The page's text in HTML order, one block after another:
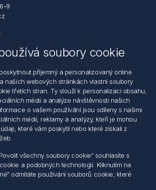
9
osobních údajů fyzických osob
elektronických dokumentu
a obchodní podmínky
s elektroodpadem
soubory cookie
příjemný a personalizovaný online
našich webových stránkách vlastní soubory
třetích stran. Ty slouží k personalizaci obsahu,
médií a analýze návštěvnosti našich
o vašem používání jsou sdíleny s našimi
médií, reklamy a analýzy, kteří je mohou
které vám poskytli nebo které získali z
všechny soubory cookie" souhlasíte s
a podobných technologií. Kliknutím na
odmítáte používání souborů cookie, které